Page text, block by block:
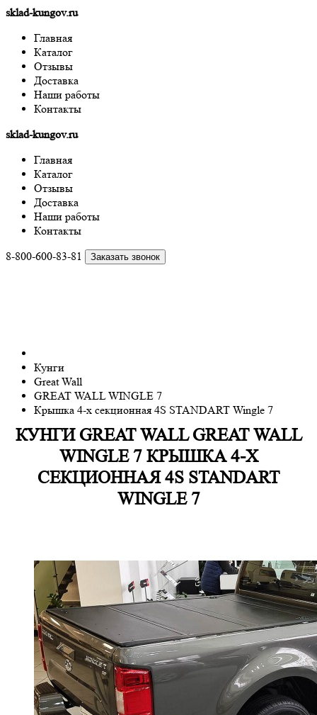
sklad-kungov.ru
Главная
Каталог
Отзывы
Доставка
Наши работы
Контакты
sklad-kungov.ru
Главная
Каталог
Отзывы
Доставка
Наши работы
Контакты
8-800-600-83-81
Заказать звонок
Кунги
Great Wall
GREAT WALL WINGLE 7
Крышка 4-х секционная 4S STANDART Wingle 7
КУНГИ GREAT WALL GREAT WALL
WINGLE 7 КРЫШКА 4-Х
СЕКЦИОННАЯ 4S STANDART
WINGLE 7